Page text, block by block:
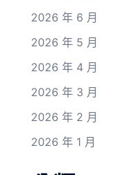
2026 年 6 月
2026 年 5 月
2026 年 4 月
2026 年 3 月
2026 年 2 月
2026 年 1 月